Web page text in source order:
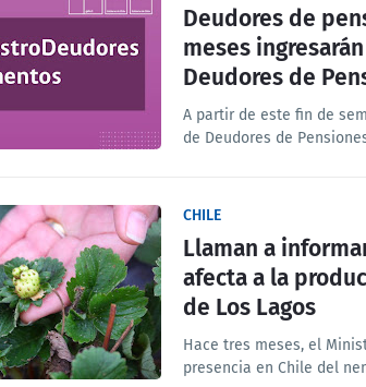
Deudores de
meses
Deudores de
A partir de este fin de
de Deudores de
CHILE
Llaman a
afecta a la
de Los Lagos
Hace tres meses, el
presencia en Chile del